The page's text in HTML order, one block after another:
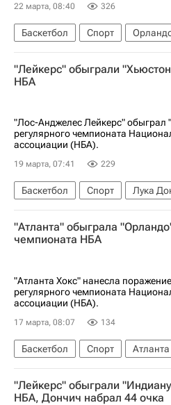
22 марта, 08:40 326
Баскетбол Спорт
Лука Дончич
Вашингтон
Леброн Джеймс
Лос-
"Лейкерс" обыграли
НБА
"Лос-Анджелес Лейкерс" обыграл
регулярного чемпионата
ассоциации (НБА).
19 марта, 07:41 229
Баскетбол Спорт
Лука
Лос-Анджелес Лейкерс
Хьюстон Рокетс
НБА
"Атланта" обыграла
чемпионата НБА
"Атланта Хокс" нанесла
регулярного чемпионата
ассоциации (НБА).
17 марта, 08:07 134
Баскетбол Спорт
Атланта
Атланта Хокс
Орландо
"Лейкерс" обыграли
НБА, Дончич набрал 44 очка